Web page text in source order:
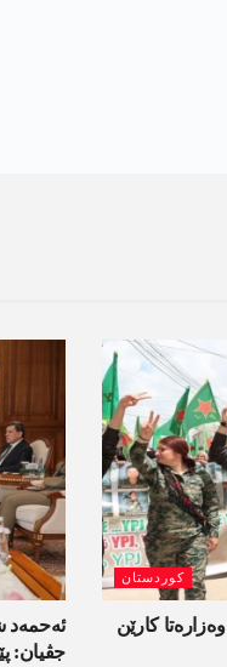
جڤیان:
کوردستان
وەزارەتا کارێن